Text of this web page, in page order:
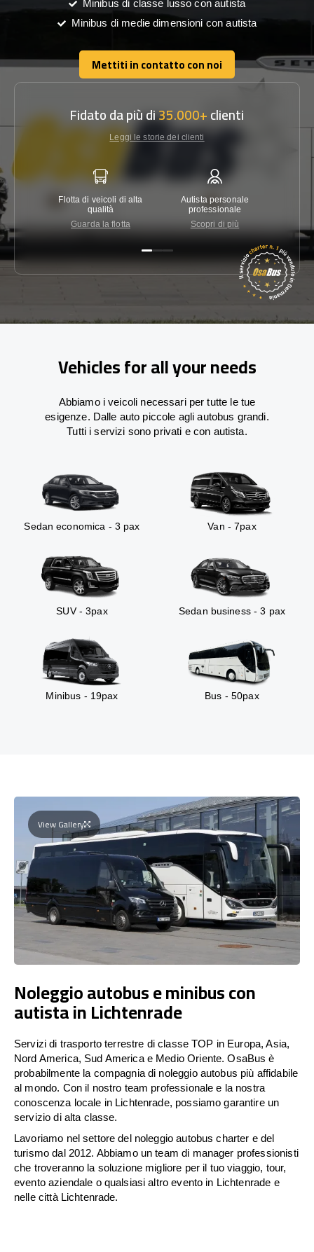
Minibus di classe lusso con autista
Minibus di medie dimensioni con autista
Mettiti in contatto con noi
Mettiti in contatto con noi
Fidato da più di35.000+clienti
Leggi le storie dei clienti
Flotta di veicoli di alta
qualità
Guarda la flotta
Autista personale
professionale
Scopri di più
Vehicles for all your needs
Abbiamo i veicoli necessari per tutte le tue
esigenze. Dalle auto piccole agli autobus grandi.
Tutti i servizi sono privati e con autista.
Sedan economica - 3 pax Van - 7pax
SUV - 3pax Sedan business - 3 pax
Minibus - 19pax Bus - 50pax
View Gallery
Noleggio autobus e minibus con
autista in Lichtenrade
Servizi di trasporto terrestre di classe TOP in Europa, Asia,
Nord America, Sud America e Medio Oriente. OsaBus è
probabilmente la compagnia di noleggio autobus più affidabile
al mondo. Con il nostro team professionale e la nostra
conoscenza locale in Lichtenrade, possiamo garantire un
servizio di alta classe.
Lavoriamo nel settore del noleggio autobus charter e del
turismo dal 2012. Abbiamo un team di manager professionisti
che troveranno la soluzione migliore per il tuo viaggio, tour,
evento aziendale o qualsiasi altro evento in Lichtenrade e
nelle città Lichtenrade.